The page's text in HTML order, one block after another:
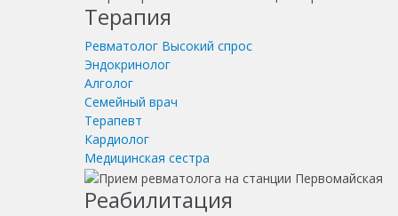
Терапия
Ревматолог Высокий спрос
Эндокринолог
Алголог
Семейный врач
Терапевт
Кардиолог
Медицинская сестра
Реабилитация